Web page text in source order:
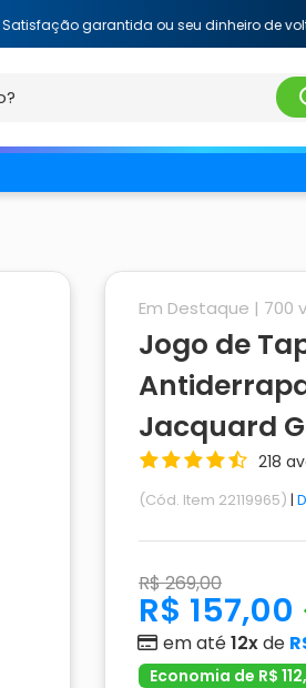
garantida ou seu dinheiro de volta
Em Destaque | 700
Jogo de
Jacquard
218
(Cód. Item 22119965) |
R$ 269,00
R$ 157,00
em até12xde
Economia de R$